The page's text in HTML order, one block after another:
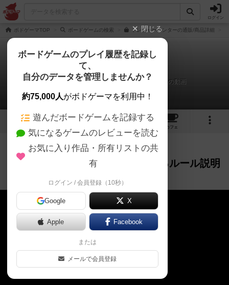
ログイン
ボドゲーマTOP ボードゲームの検索 トレジャーハンターの通販/商品詳細
トレジャーハンター
The Game Gallery Channelによるルール説明の動画
8 2 4
カフェ
作品紹介 レビュー 約1ヶ月前
The Game Gallery Channelによるルール説明
閉じる
ボードゲームのプレイ履歴を記録し
て、
自分のデータを管理しませんか？
約75,000人がボドゲーマを利用中！
遊んだボードゲームを記録する
気になるゲームのレビューを読む
お気に入り作品・所有リストの共
有
ログイン / 会員登録（10秒）
Google X
Apple Facebook
または
メールで会員登録